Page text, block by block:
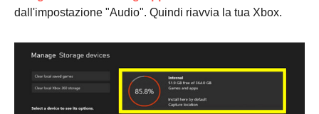
dall'impostazione "Audio". Quindi riavvia la tua Xbox.